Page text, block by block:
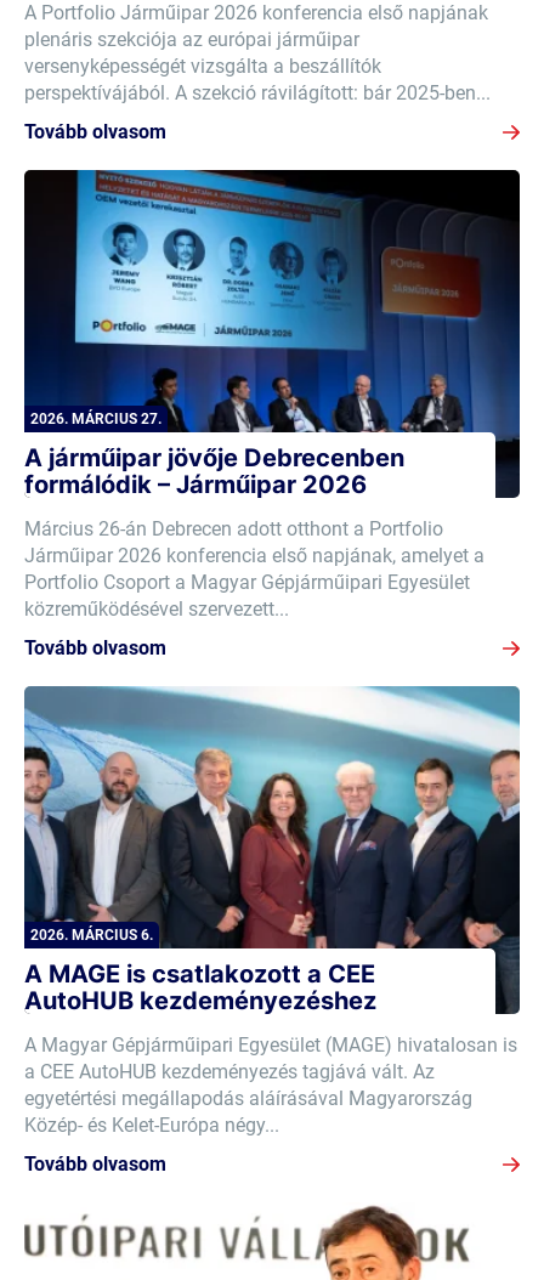
A Portfolio Járműipar 2026 konferencia első napjának
plenáris szekciója az európai járműipar
versenyképességét vizsgálta a beszállítók
perspektívájából. A szekció rávilágított: bár 2025-ben...
Tovább olvasom
2026. MÁRCIUS 27.
A járműipar jövője Debrecenben
formálódik – Járműipar 2026
Március 26-án Debrecen adott otthont a Portfolio
Járműipar 2026 konferencia első napjának, amelyet a
Portfolio Csoport a Magyar Gépjárműipari Egyesület
közreműködésével szervezett...
Tovább olvasom
2026. MÁRCIUS 6.
A MAGE is csatlakozott a CEE
AutoHUB kezdeményezéshez
A Magyar Gépjárműipari Egyesület (MAGE) hivatalosan is
a CEE AutoHUB kezdeményezés tagjává vált. Az
egyetértési megállapodás aláírásával Magyarország
Közép- és Kelet-Európa négy...
Tovább olvasom